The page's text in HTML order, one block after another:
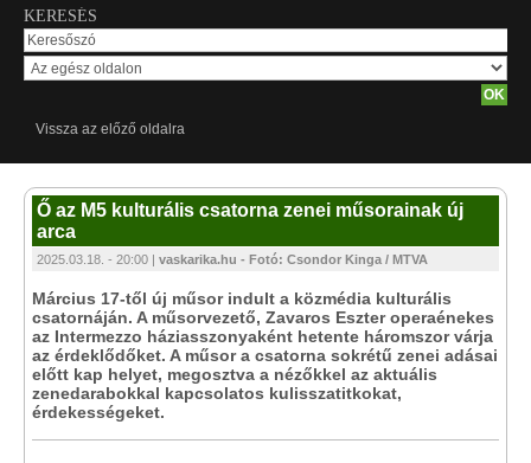
KERESÉS
Vissza az előző oldalra
Ő az M5 kulturális csatorna zenei műsorainak új
arca
2025.03.18. - 20:00 | vaskarika.hu - Fotó: Csondor Kinga / MTVA
Március 17-től új műsor indult a közmédia kulturális
csatornáján. A műsorvezető, Zavaros Eszter operaénekes
az Intermezzo háziasszonyaként hetente háromszor várja
az érdeklődőket. A műsor a csatorna sokrétű zenei adásai
előtt kap helyet, megosztva a nézőkkel az aktuális
zenedarabokkal kapcsolatos kulisszatitkokat,
érdekességeket.